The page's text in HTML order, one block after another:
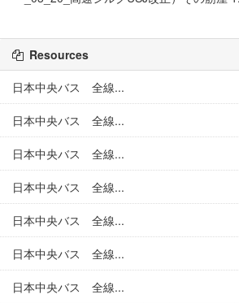
Resources
日本中央バス 全線...
日本中央バス 全線...
日本中央バス 全線...
日本中央バス 全線...
日本中央バス 全線...
日本中央バス 全線...
日本中央バス 全線...